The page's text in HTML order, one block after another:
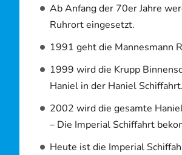
Ab Anfang der 70er Jahre
Ruhrort eingesetzt.
1991 geht die Mannesmann
1999 wird die Krupp
Haniel in der Haniel Schiffahrt.
2002 wird die gesamte
– Die Imperial Schiffahrt
Heute ist die Imperial